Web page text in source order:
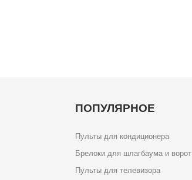
ПОПУЛЯРНОЕ
Пульты для кондиционера
Брелоки для шлагбаума и ворот
Пульты для телевизора